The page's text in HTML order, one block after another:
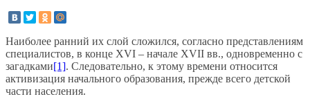
Наиболее ранний их слой сложился, согласно представлениям
специалистов, в конце XVI – начале XVII вв., одновременно с
загадками[1]. Следовательно, к этому времени относится
активизация начального образования, прежде всего детской
части населения.